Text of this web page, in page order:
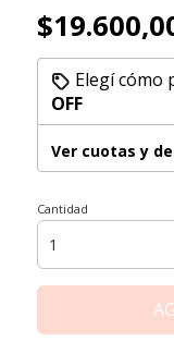
Elegí cómo
OFF
Ver cuotas y
Cantidad